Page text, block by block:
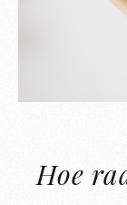
Hoe